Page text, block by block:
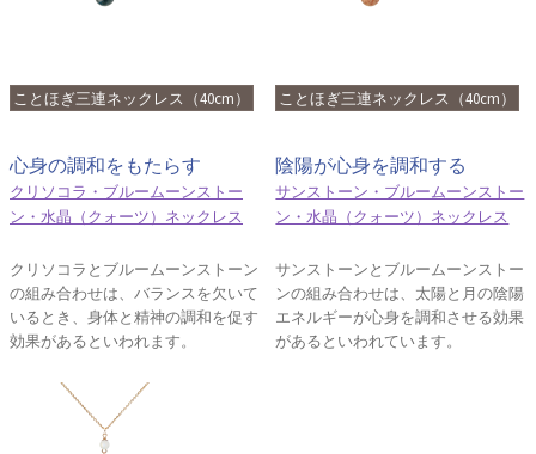
ことほぎ三連ネックレス（40cm）
心身の調和をもたらす
クリソコラ・ブルームーンストー
ン・水晶（クォーツ）ネックレス
クリソコラとブルームーンストーン
の組み合わせは、バランスを欠いて
いるとき、身体と精神の調和を促す
効果があるといわれます。
ことほぎ三連ネックレス（40cm）
陰陽が心身を調和する
サンストーン・ブルームーンストー
ン・水晶（クォーツ）ネックレス
サンストーンとブルームーンストー
ンの組み合わせは、太陽と月の陰陽
エネルギーが心身を調和させる効果
があるといわれています。